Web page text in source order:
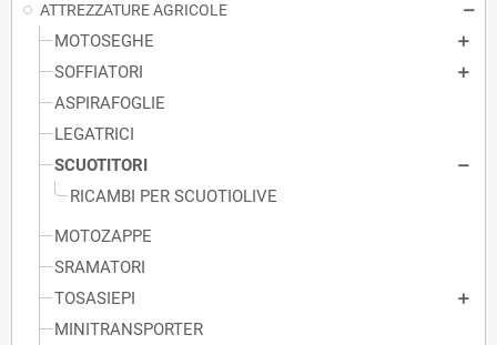
ATTREZZATURE AGRICOLE
MOTOSEGHE
SOFFIATORI
ASPIRAFOGLIE
LEGATRICI
SCUOTITORI
RICAMBI PER SCUOTIOLIVE
MOTOZAPPE
SRAMATORI
TOSASIEPI
MINITRANSPORTER